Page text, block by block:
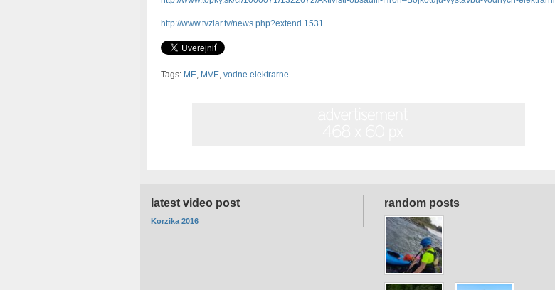
http://www.tvziar.tv/news.php?extend.1531
Tags: ME, MVE, vodne elektrarne
random posts
latest video post
Korzika 2016